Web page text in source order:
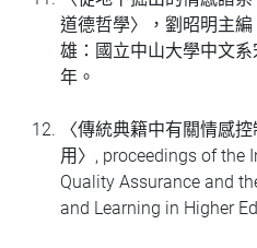
道德哲學〉，劉昭明主編
雄：國立中山大學中文
年。
〈傳統典籍中有關情感
用〉, proceedings of the
Quality Assurance and
and Learning in Higher